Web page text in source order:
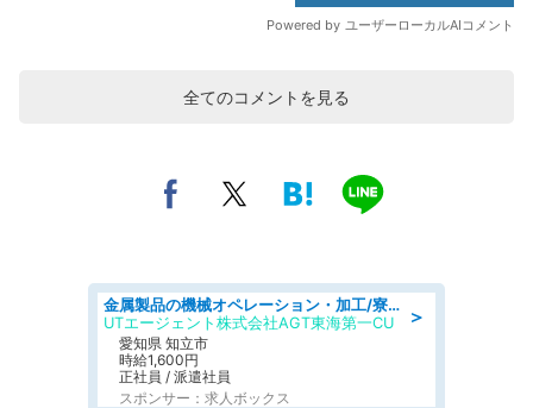
全てのコメントを見る
＞
金属製品の機械オペレーション・加工/寮完備/日払い/工場・製造
UTエージェント株式会社AGT東海第一CU
愛知県 知立市
時給1,600円
正社員 / 派遣社員
スポンサー：求人ボックス